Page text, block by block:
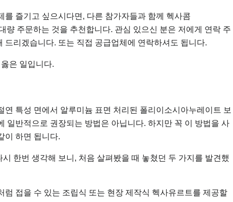
를 즐기고 싶으시다면, 다른 참가자들과 함께 헥사콤
량 주문하는 것을 추천합니다. 관심 있으신 분은 저에게 연락 주
드리겠습니다. 또는 직접 공급업체에 연락하셔도 됩니다.
은 일입니다.
연 특성 면에서 알루미늄 표면 처리된 폴리이소시아누레이트 보
일반적으로 권장되는 방법은 아닙니다. 하지만 꼭 이 방법을 사
이 하면 됩니다.
한번 생각해 보니, 처음 살펴봤을 때 놓쳤던 두 가지를 발견했
럼 접을 수 있는 조립식 또는 현장 제작식 헥사유르트를 제공할